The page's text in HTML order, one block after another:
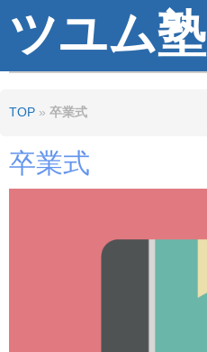
ツユム塾
TOP » 卒業式
卒業式